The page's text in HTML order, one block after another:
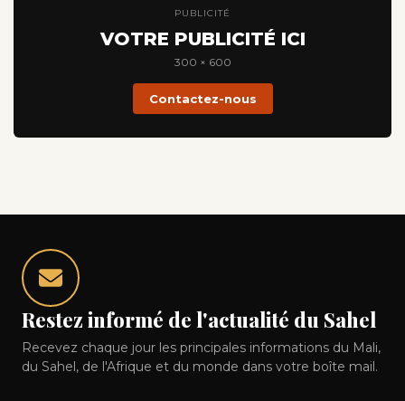
PUBLICITÉ
VOTRE PUBLICITÉ ICI
300 × 600
Contactez-nous
Restez informé de l'actualité du Sahel
Recevez chaque jour les principales informations du Mali,
du Sahel, de l'Afrique et du monde dans votre boîte mail.